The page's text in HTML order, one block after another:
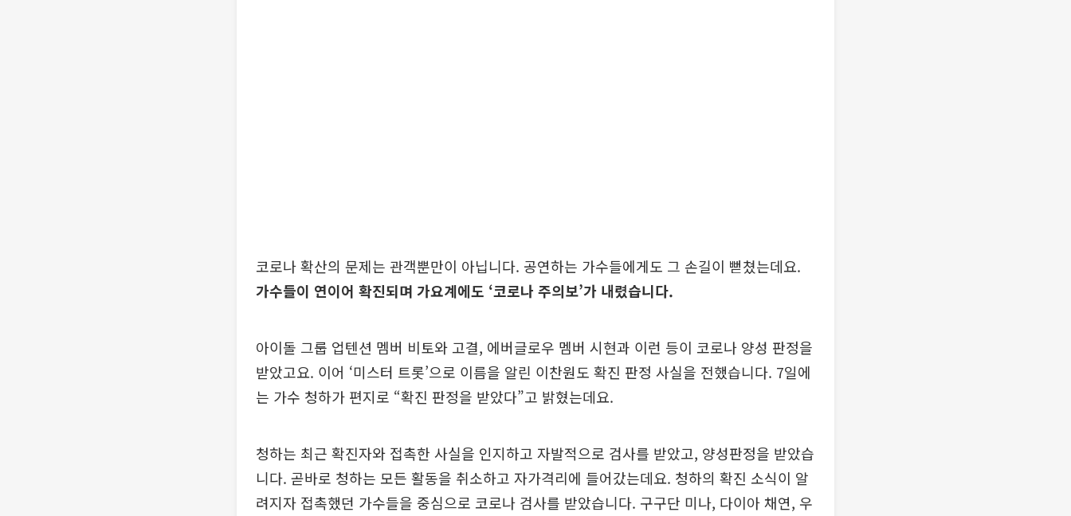
코로나 확산의 문제는 관객뿐만이 아닙니다. 공연하는 가수들에게도 그 손길이 뻗쳤는데요.
가수들이 연이어 확진되며 가요계에도 ‘코로나 주의보’가 내렸습니다.
아이돌 그룹 업텐션 멤버 비토와 고결, 에버글로우 멤버 시현과 이런 등이 코로나 양성 판정을
받았고요. 이어 ‘미스터 트롯’으로 이름을 알린 이찬원도 확진 판정 사실을 전했습니다. 7일에
는 가수 청하가 편지로 “확진 판정을 받았다”고 밝혔는데요.
청하는 최근 확진자와 접촉한 사실을 인지하고 자발적으로 검사를 받았고, 양성판정을 받았습
니다. 곧바로 청하는 모든 활동을 취소하고 자가격리에 들어갔는데요. 청하의 확진 소식이 알
려지자 접촉했던 가수들을 중심으로 코로나 검사를 받았습니다. 구구단 미나, 다이아 채연, 우